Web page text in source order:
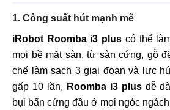
1. Công suất hút mạnh mẽ
iRobot Roomba i3 plus có thể
mọi bề mặt sàn, từ sàn cứng, gỗ
chế làm sạch 3 giai đoạn và lực
gấp 10 lần, Roomba i3 plusdễ
bụi bẩn cứng đầu ở mọi ngóc